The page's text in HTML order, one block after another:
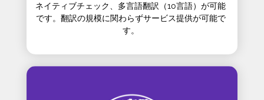
ネイティブチェック、多言語翻訳（10言語）が可能
です。翻訳の規模に関わらずサービス提供が可能で
す。